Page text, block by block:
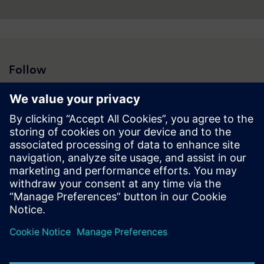
Follow
Sala de imprensa | Empresa | Siemens
© Siemens 1996 – 2026
Informação Corporativa
Política de Privacidade
Cookie Policy